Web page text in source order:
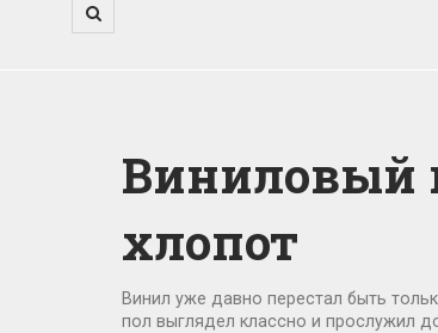
Виниловый
хлопот
Винил уже давно перестал быть
пол выглядел классно и прослужил